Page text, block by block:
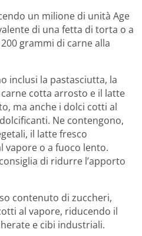
un milione di unità Age
di una fetta di torta o a
grammi di carne alla
inclusi la pastasciutta, la
cotta arrosto e il latte
ma anche i dolci cotti al
Ne contengono,
il latte fresco
vapore o a fuoco lento.
di ridurre l’apporto
contenuto di zuccheri,
al vapore, riducendo il
e cibi industriali.